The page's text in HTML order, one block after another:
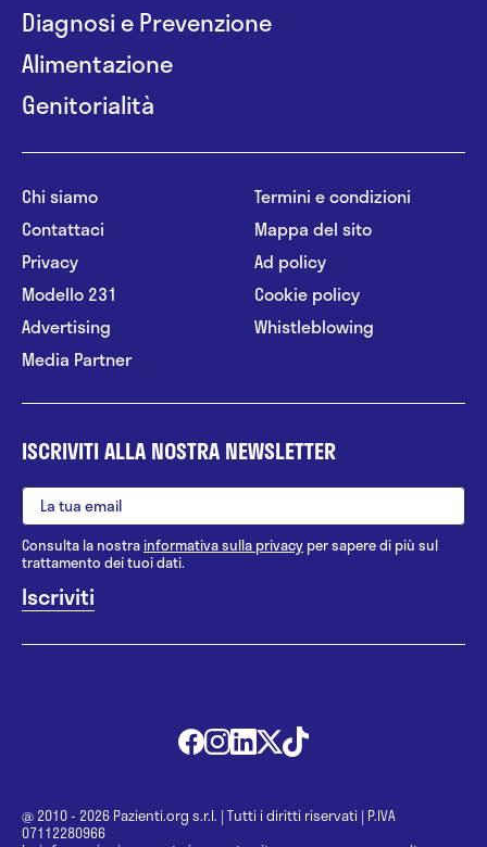
Diagnosi e Prevenzione
Alimentazione
Genitorialità
Chi siamo
Contattaci
Privacy
Modello 231
Advertising
Media Partner
Termini e condizioni
Mappa del sito
Ad policy
Cookie policy
Whistleblowing
ISCRIVITI ALLA NOSTRA NEWSLETTER
Consulta la nostrainformativa sulla privacy per sapere di più sul
trattamento dei tuoi dati.
@ 2010 - 2026 Pazienti.org s.r.l. | Tutti i diritti riservati | P.IVA
07112280966